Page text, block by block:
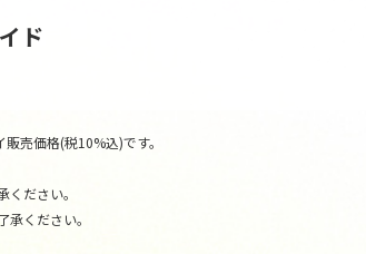
ド
売価格(税10%込)です。
ださい。
ください。